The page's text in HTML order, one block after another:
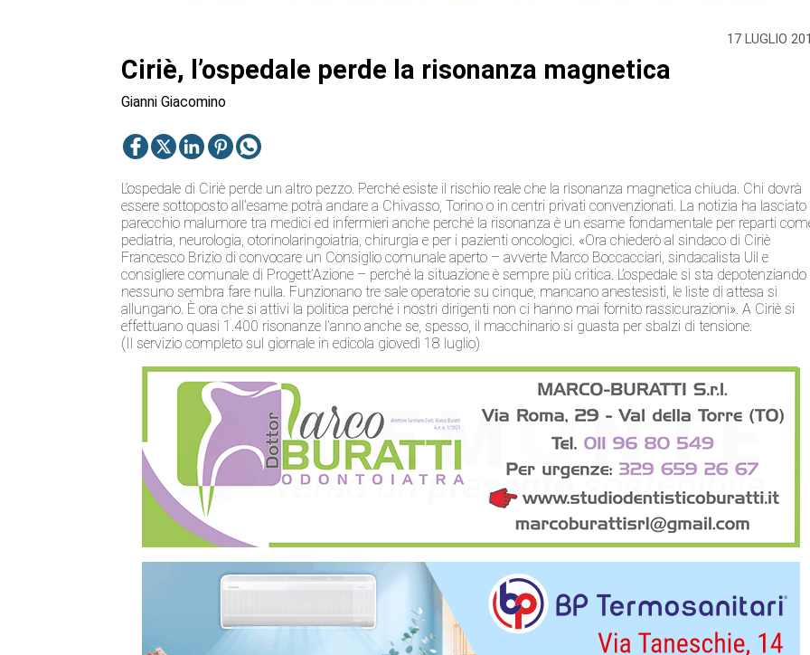
17 LUGLIO
Ciriè, l’ospedale perde la risonanza magnetica
Gianni Giacomino
L’ospedale di Ciriè perde un altro pezzo. Perché esiste il rischio reale che la risonanza magnetica chiuda. Chi dovrà
essere sottoposto all’esame potrà andare a Chivasso, Torino o in centri privati convenzionati. La notizia ha lasciato
parecchio malumore tra medici ed infermieri anche perché la risonanza è un esame fondamentale per reparti
pediatria, neurologia, otorinolaringoiatria, chirurgia e per i pazienti oncologici. «Ora chiederò al sindaco di Ciriè
Francesco Brizio di convocare un Consiglio comunale aperto – avverte Marco Boccacciari, sindacalista Uil e
consigliere comunale di Progett’Azione – perché la situazione è sempre più critica. L’ospedale si sta depotenziando
nessuno sembra fare nulla. Funzionano tre sale operatorie su cinque, mancano anestesisti, le liste di attesa si
allungano. È ora che si attivi la politica perché i nostri dirigenti non ci hanno mai fornito rassicurazioni». A Ciriè si
effettuano quasi 1.400 risonanze l’anno anche se, spesso, il macchinario si guasta per sbalzi di tensione.
(Il servizio completo sul giornale in edicola giovedì 18 luglio)